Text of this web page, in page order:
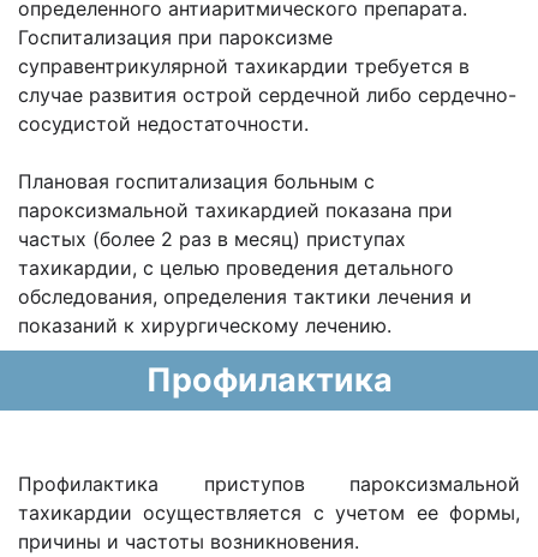
определенного антиаритмического препарата.
Госпитализация при пароксизме
суправентрикулярной тахикардии требуется в
случае развития острой сердечной либо сердечно-
сосудистой недостаточности.
Плановая госпитализация больным с
пароксизмальной тахикардией показана при
частых (более 2 раз в месяц) приступах
тахикардии, с целью проведения детального
обследования, определения тактики лечения и
показаний к хирургическому лечению.
Профилактика
Профилактика приступов пароксизмальной
тахикардии осуществляется с учетом ее формы,
причины и частоты возникновения.